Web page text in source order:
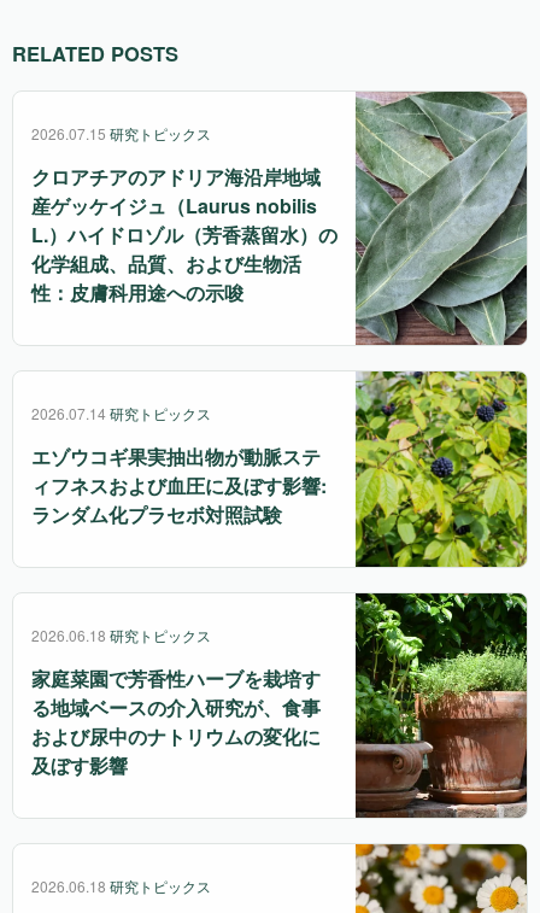
RELATED POSTS
2026.07.15 研究トピックス
クロアチアのアドリア海沿岸地域
産ゲッケイジュ（Laurus nobilis
L.）ハイドロゾル（芳香蒸留水）の
化学組成、品質、および生物活
性：皮膚科用途への示唆
2026.07.14研究トピックス
エゾウコギ果実抽出物が動脈ステ
ィフネスおよび血圧に及ぼす影響:
ランダム化プラセボ対照試験
2026.06.18 研究トピックス
家庭菜園で芳香性ハーブを栽培す
る地域ベースの介入研究が、食事
および尿中のナトリウムの変化に
及ぼす影響
2026.06.18 研究トピックス